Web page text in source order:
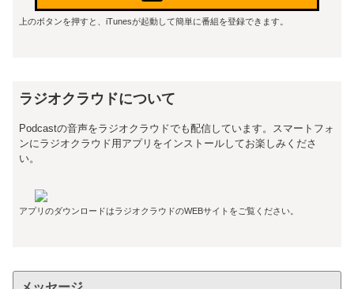
上のボタンを押すと、iTunesが起動して簡単に番組を登録できます。
ラジオクラウドについて
Podcastの音声をラジオクラウドでも配信しています。スマートフォ
ンにラジオクラウド用アプリをインストールしてお楽しみくださ
い。
アプリのダウンロードはラジオクラウドのWEBサイトをご覧ください。